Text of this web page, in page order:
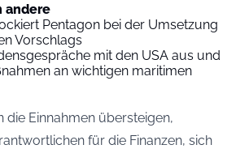
andere
Pentagon bei der Umsetzung
Vorschlags
mit den USA aus und
an wichtigen maritimen
die Einnahmen übersteigen,
für die Finanzen, sich